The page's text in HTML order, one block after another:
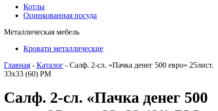
Котлы
Оцинкованная посуда
Металлическая мебель
Кровати металлические
Главная - Каталог - Салф. 2-сл. «Пачка денег 500 евро» 25лист.
33х33 (60) РМ
Салф. 2-сл. «Пачка денег 500